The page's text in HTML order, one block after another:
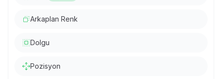
Arkaplan Renk
Dolgu
Pozisyon